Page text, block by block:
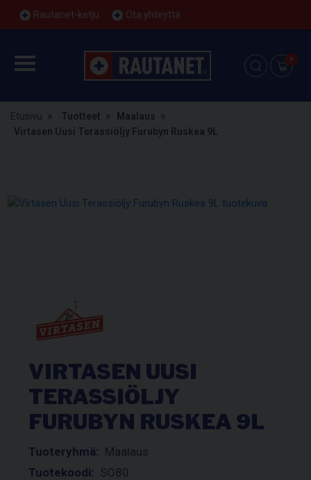
Rautanet-ketju Ota yhteyttä
0
Etusivu Tuotteet
Maalaus
Virtasen Uusi Terassiöljy Furubyn Ruskea 9L
VIRTASEN UUSI
TERASSIÖLJY
FURUBYN RUSKEA 9L
Tuoteryhmä: Maalaus
Tuotekoodi: SO80